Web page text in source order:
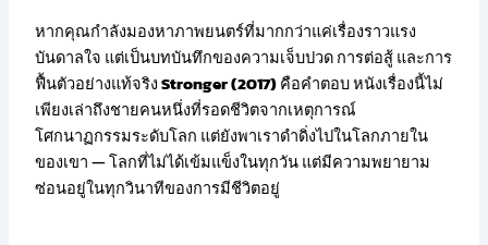
หากคุณกำลังมองหาภาพยนตร์ที่มากกว่าแค่เรื่องราวแรง
บันดาลใจ แต่เป็นบทบันทึกของความเจ็บปวด การต่อสู้ และการ
ฟื้นตัวอย่างแท้จริงStronger (2017)คือคำตอบ หนังเรื่องนี้ไม่
เพียงเล่าถึงชายคนหนึ่งที่รอดชีวิตจากเหตุการณ์
โศกนาฏกรรมระดับโลก แต่ยังพาเราดำดิ่งไปในโลกภายใน
ของเขา — โลกที่ไม่ได้เข้มแข็งในทุกวัน แต่มีความพยายาม
ซ่อนอยู่ในทุกวินาทีของการมีชีวิตอยู่